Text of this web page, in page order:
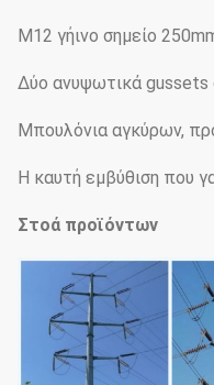
M12 γήινο σημείο
Δύο ανυψωτικά
Μπουλόνια αγκύρων,
Η καυτή εμβύθιση που
Στοά προϊόντων